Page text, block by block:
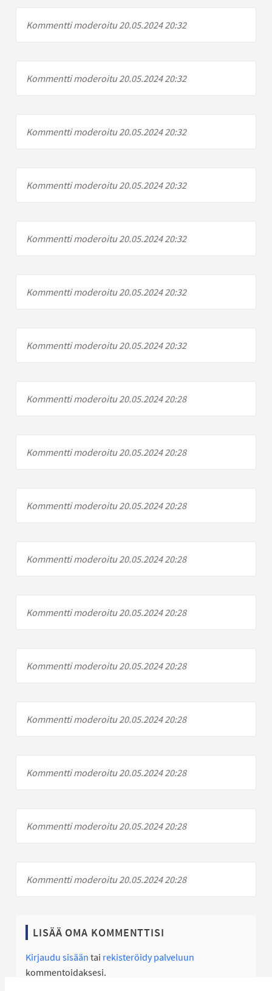
Kommentti moderoitu 20.05.2024 20:32
Kommentti moderoitu 20.05.2024 20:32
Kommentti moderoitu 20.05.2024 20:32
Kommentti moderoitu 20.05.2024 20:32
Kommentti moderoitu 20.05.2024 20:32
Kommentti moderoitu 20.05.2024 20:32
Kommentti moderoitu 20.05.2024 20:32
Kommentti moderoitu 20.05.2024 20:28
Kommentti moderoitu 20.05.2024 20:28
Kommentti moderoitu 20.05.2024 20:28
Kommentti moderoitu 20.05.2024 20:28
Kommentti moderoitu 20.05.2024 20:28
Kommentti moderoitu 20.05.2024 20:28
Kommentti moderoitu 20.05.2024 20:28
Kommentti moderoitu 20.05.2024 20:28
Kommentti moderoitu 20.05.2024 20:28
Kommentti moderoitu 20.05.2024 20:28
LISÄÄ OMA KOMMENTTISI
Kirjaudu sisään tai rekisteröidy palveluun
kommentoidaksesi.